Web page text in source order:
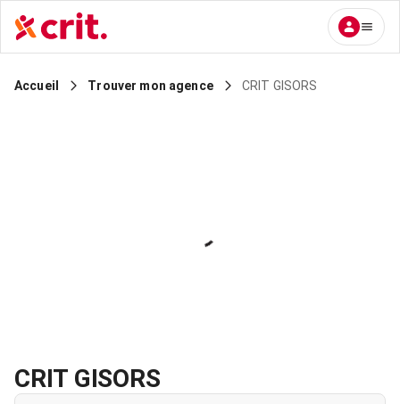
Accueil Trouver mon agence CRIT GISORS
CRIT GISORS